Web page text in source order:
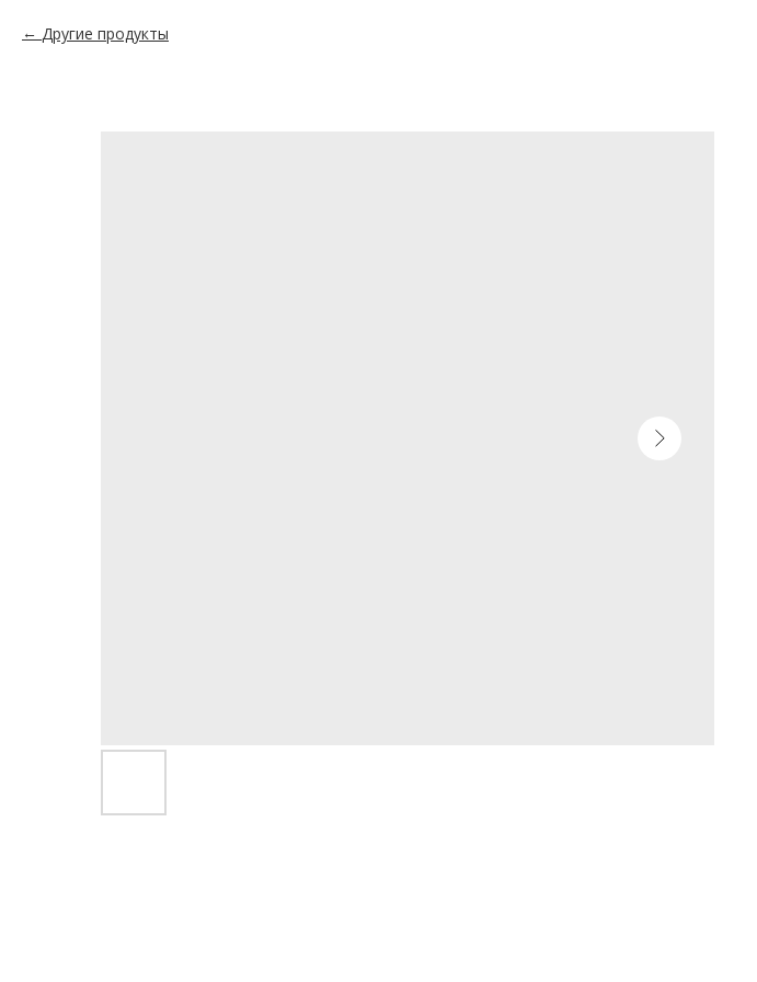
Другие продукты